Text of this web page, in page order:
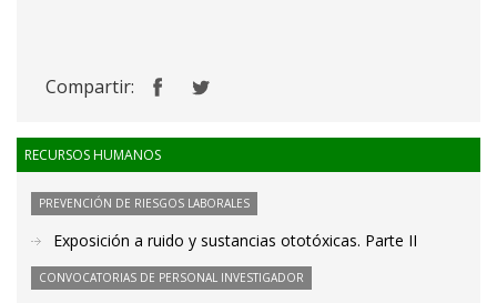
Compartir:
RECURSOS HUMANOS
PREVENCIÓN DE RIESGOS LABORALES
Exposición a ruido y sustancias ototóxicas. Parte II
CONVOCATORIAS DE PERSONAL INVESTIGADOR